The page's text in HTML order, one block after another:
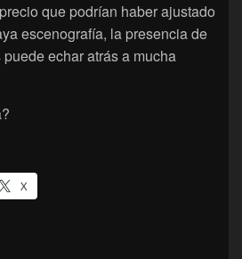
que podrían haber ajustado
escenografía, la presencia de
echar atrás a mucha
X